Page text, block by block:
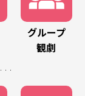
グループ
観劇